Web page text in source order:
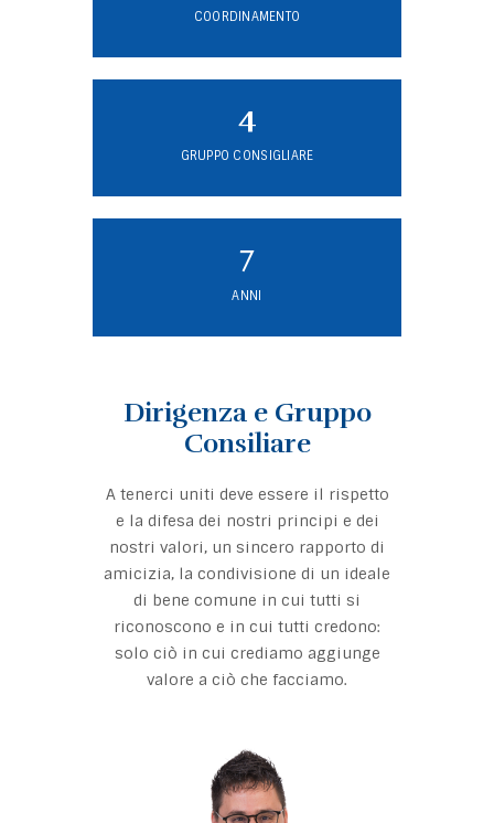
COORDINAMENTO
4
GRUPPO CONSIGLIARE
7
ANNI
Dirigenza e Gruppo
Consiliare
A tenerci uniti deve essere il rispetto
e la difesa dei nostri principi e dei
nostri valori, un sincero rapporto di
amicizia, la condivisione di un ideale
di bene comune in cui tutti si
riconoscono e in cui tutti credono:
solo ciò in cui crediamo aggiunge
valore a ciò che facciamo.